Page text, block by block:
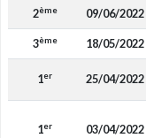
2ème 09/06/2022
3ème 18/05/2022
1er 25/04/2022
1er 03/04/2022